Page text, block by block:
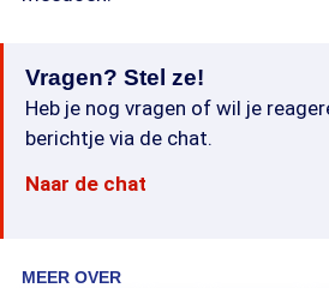
Vragen? Stel ze!
Heb je nog vragen of wil je
berichtje via de chat.
Naar de chat
MEER OVER